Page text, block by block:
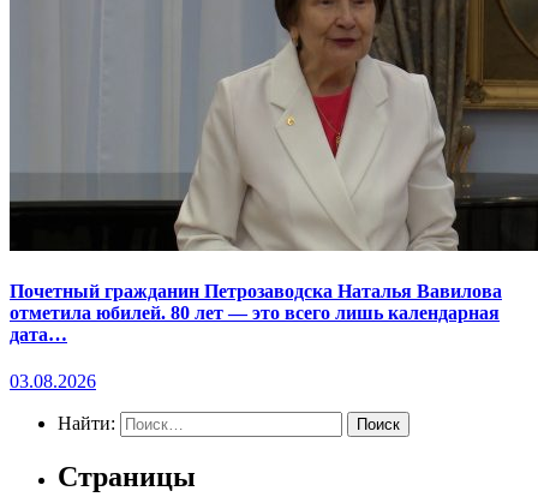
Почетный гражданин Петрозаводска Наталья Вавилова
отметила юбилей. 80 лет — это всего лишь календарная
дата…
03.08.2026
Найти:
Страницы